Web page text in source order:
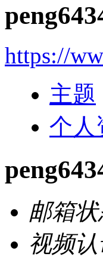
https://
主题
个人
邮箱
视频